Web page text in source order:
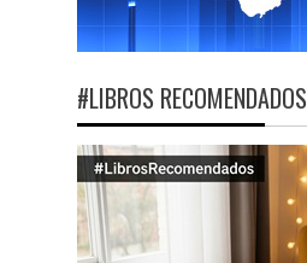
#LIBROS RECOMENDADOS